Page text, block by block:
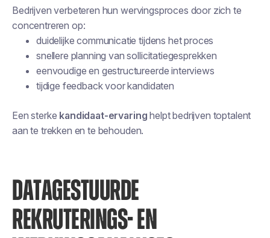
Bedrijven verbeteren hun wervingsproces door zich te
concentreren op:
duidelijke communicatie tijdens het proces
snellere planning van sollicitatiegesprekken
eenvoudige en gestructureerde interviews
tijdige feedback voor kandidaten
Een sterke kandidaat-ervaring helpt bedrijven toptalent
aan te trekken en te behouden.
DATAGESTUURDE
REKRUTERINGS- EN